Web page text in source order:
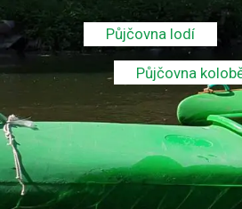
Půjčovna lodí
Půjčovna